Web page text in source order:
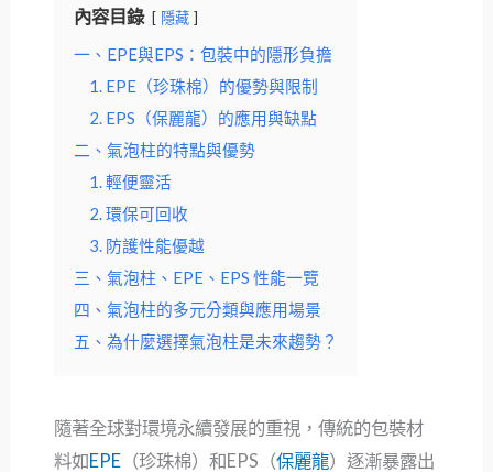
內容目錄 隱藏
一、EPE與EPS：包裝中的隱形負擔
1. EPE（珍珠棉）的優勢與限制
2. EPS（保麗龍）的應用與缺點
二、氣泡柱的特點與優勢
1. 輕便靈活
2. 環保可回收
3. 防護性能優越
三、氣泡柱、EPE、EPS 性能一覽
四、氣泡柱的多元分類與應用場景
五、為什麼選擇氣泡柱是未來趨勢？
隨著全球對環境永續發展的重視，傳統的包裝材
料如EPE（珍珠棉）和EPS（保麗龍）逐漸暴露出